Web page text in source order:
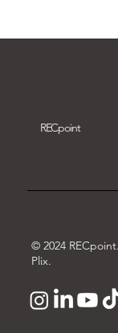
RECpoint
© 2024
Plix.